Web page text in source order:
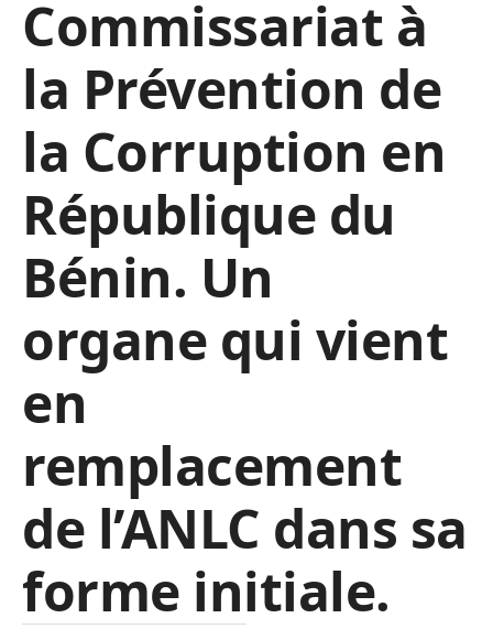
Commissariat à
la Prévention de
la Corruption en
République du
Bénin. Un
organe qui vient
en
remplacement
de l’ANLC dans sa
forme initiale.